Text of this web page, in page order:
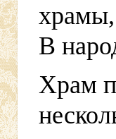
В
Храм